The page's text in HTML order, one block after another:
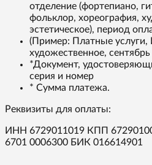
отделение (фортепиано,
фольклор, хореография,
эстетическое), период
(Пример: Платные услуги,
художественное,
*Документ,
серия и номер
* Сумма платежа.
Реквизиты для оплаты:
ИНН 6729011019 КПП
6701 0006300 БИК 016614901